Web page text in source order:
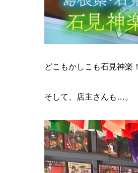
どこもかしこも石見神楽！
そして、店主さんも…。